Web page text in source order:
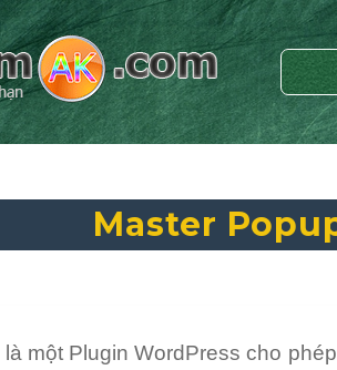
Master
là một Plugin WordPress cho phép